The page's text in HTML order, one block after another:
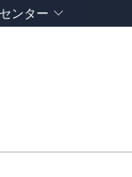
ンター 
方法